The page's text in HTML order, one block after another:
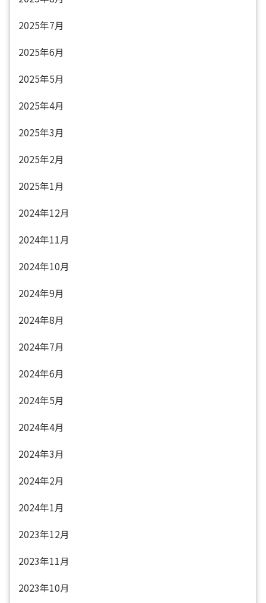
2025年7月
2025年6月
2025年5月
2025年4月
2025年3月
2025年2月
2025年1月
2024年12月
2024年11月
2024年10月
2024年9月
2024年8月
2024年7月
2024年6月
2024年5月
2024年4月
2024年3月
2024年2月
2024年1月
2023年12月
2023年11月
2023年10月